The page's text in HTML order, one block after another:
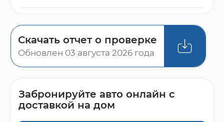
Скачать отчет о проверке
Обновлен 03 августа 2026 года
Забронируйте авто онлайн с
доставкой на дом